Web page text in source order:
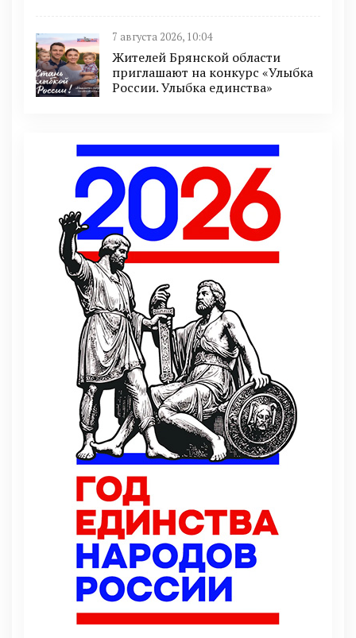
7 августа 2026, 10:04
Жителей Брянской области
приглашают на конкурс «Улыбка
России. Улыбка единства»